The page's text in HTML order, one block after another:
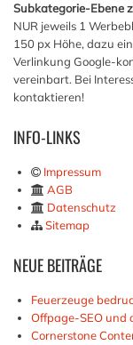
Subkategorie-Ebene
NUR jeweils 1
150 px Höhe, dazu
Verlinkung Google-
vereinbart. Bei
kontaktieren!
INFO-LINKS
Impressum
AGB
Datenschutz
Sitemap
NEUEBEITRÄGE
Feuerzeuge
Offpage-SEO und
Cornerstone